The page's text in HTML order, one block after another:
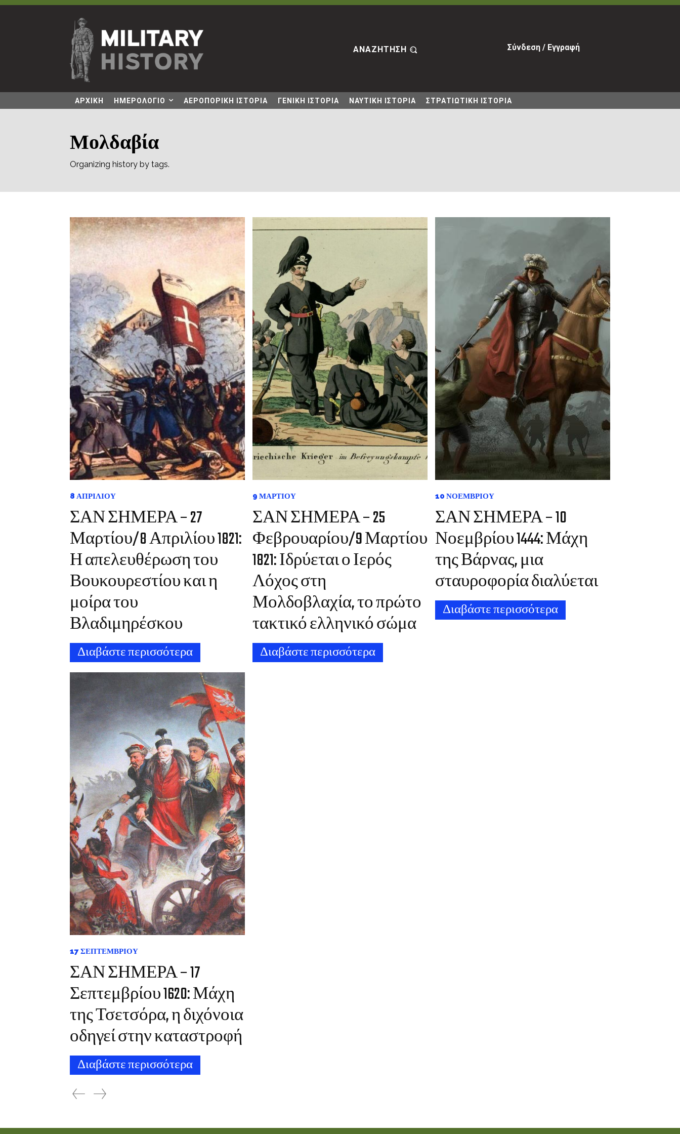
ΑΝΑΖΗΤΗΣΗ Σύνδεση / Εγγραφή
ΑΡΧΙΚΗ ΗΜΕΡΟΛΟΓΙΟ ΑΕΡΟΠΟΡΙΚΗ ΙΣΤΟΡΙΑ ΓΕΝΙΚΗ ΙΣΤΟΡΙΑ ΝΑΥΤΙΚΗ ΙΣΤΟΡΙΑ ΣΤΡΑΤΙΩΤΙΚΗ ΙΣΤΟΡΙΑ
Μολδαβία
Organizing history by tags.
8 ΑΠΡΙΛΊΟΥ
ΣΑΝ ΣΗΜΕΡΑ – 27
Μαρτίου/8 Απριλίου 1821:
Η απελευθέρωση του
Βουκουρεστίου και η
μοίρα του
Βλαδιμηρέσκου
Διαβάστε περισσότερα
9 ΜΑΡΤΊΟΥ
ΣΑΝ ΣΗΜΕΡΑ – 25
Φεβρουαρίου/9 Μαρτίου
1821: Ιδρύεται ο Ιερός
Λόχος στη
Μολδοβλαχία, το πρώτο
τακτικό ελληνικό σώμα
Διαβάστε περισσότερα
10 ΝΟΕΜΒΡΊΟΥ
ΣΑΝ ΣΗΜΕΡΑ – 10
Νοεμβρίου 1444: Μάχη
της Βάρνας, μια
σταυροφορία διαλύεται
Διαβάστε περισσότερα
17 ΣΕΠΤΕΜΒΡΊΟΥ
ΣΑΝ ΣΗΜΕΡΑ – 17
Σεπτεμβρίου 1620: Μάχη
της Τσετσόρα, η διχόνοια
οδηγεί στην καταστροφή
Διαβάστε περισσότερα